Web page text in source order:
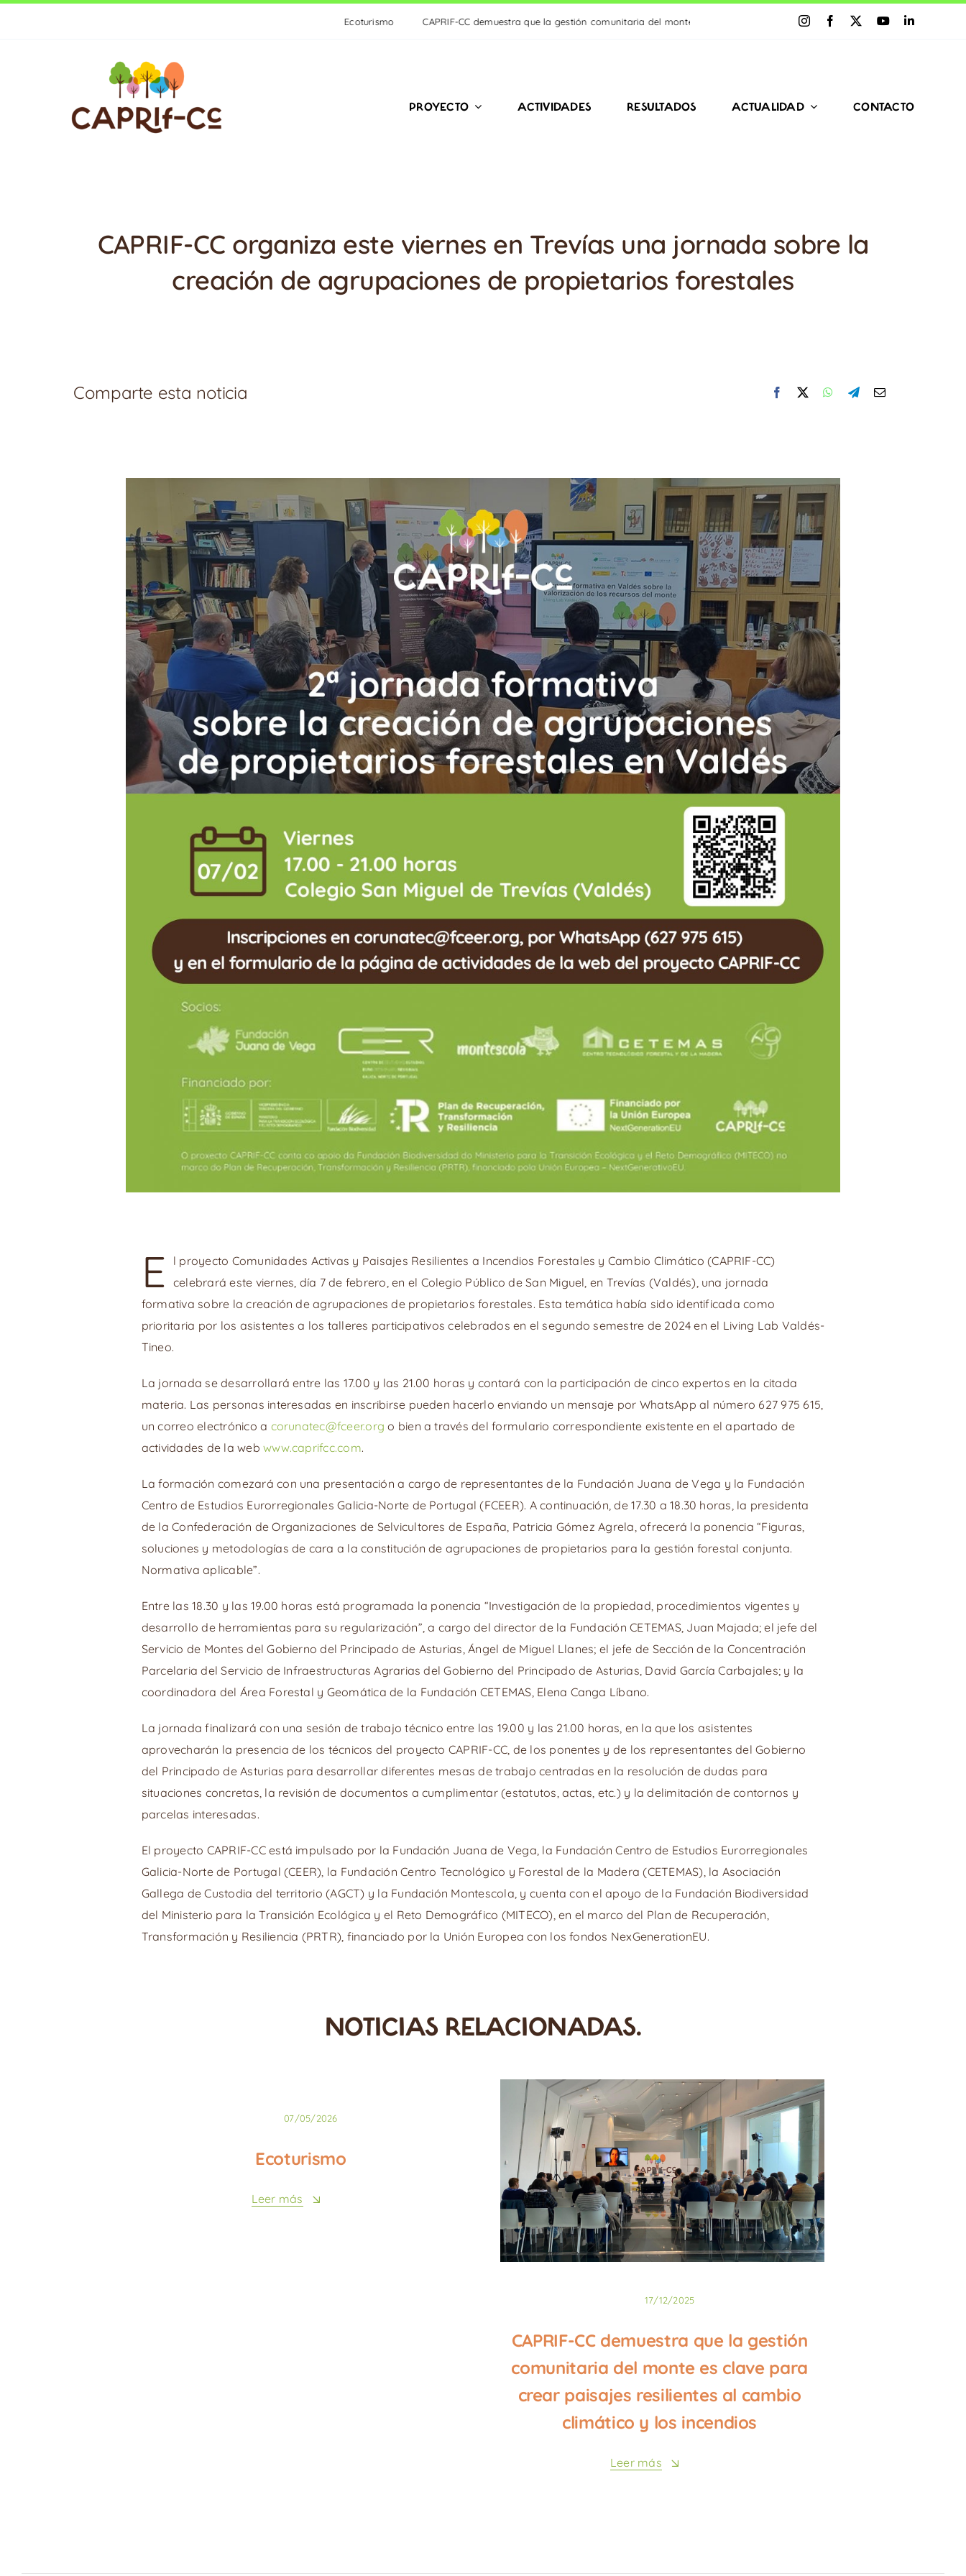
CAPRIF-CC demuestra que la gestión comunitaria del monte es clave para crear paisajes resilientes al cambio climático y los incendios
PROYECTO ACTIVIDADES RESULTADOS ACTUALIDAD CONTACTO
CAPRIF-CC organiza este viernes en Trevías una jornada sobre la
creación de agrupaciones de propietarios forestales
Comparte esta noticia
E
l proyecto Comunidades Activas y Paisajes Resilientes a Incendios Forestales y Cambio Climático (CAPRIF-CC)
celebrará este viernes, día 7 de febrero, en el Colegio Público de San Miguel, en Trevías (Valdés), una jornada
formativa sobre la creación de agrupaciones de propietarios forestales. Esta temática había sido identificada como
prioritaria por los asistentes a los talleres participativos celebrados en el segundo semestre de 2024 en el Living Lab Valdés-
Tineo.
La jornada se desarrollará entre las 17.00 y las 21.00 horas y contará con la participación de cinco expertos en la citada
materia. Las personas interesadas en inscribirse pueden hacerlo enviando un mensaje por WhatsApp al número 627 975 615,
un correo electrónico a corunatec@fceer.org o bien a través del formulario correspondiente existente en el apartado de
actividades de la webwww.caprifcc.com.
La formación comezará con una presentación a cargo de representantes de la Fundación Juana de Vega y la Fundación
Centro de Estudios Eurorregionales Galicia-Norte de Portugal (FCEER). A continuación, de 17.30 a 18.30 horas, la presidenta
de la Confederación de Organizaciones de Selvicultores de España, Patricia Gómez Agrela, ofrecerá la ponencia “Figuras,
soluciones y metodologías de cara a la constitución de agrupaciones de propietarios para la gestión forestal conjunta.
Normativa aplicable”.
Entre las 18.30 y las 19.00 horas está programada la ponencia “Investigación de la propiedad, procedimientos vigentes y
desarrollo de herramientas para su regularización”, a cargo del director de la Fundación CETEMAS, Juan Majada; el jefe del
Servicio de Montes del Gobierno del Principado de Asturias, Ángel de Miguel Llanes; el jefe de Sección de la Concentración
Parcelaria del Servicio de Infraestructuras Agrarias del Gobierno del Principado de Asturias, David García Carbajales; y la
coordinadora del Área Forestal y Geomática de la Fundación CETEMAS, Elena Canga Líbano.
La jornada finalizará con una sesión de trabajo técnico entre las 19.00 y las 21.00 horas, en la que los asistentes
aprovecharán la presencia de los técnicos del proyecto CAPRIF-CC, de los ponentes y de los representantes del Gobierno
del Principado de Asturias para desarrollar diferentes mesas de trabajo centradas en la resolución de dudas para
situaciones concretas, la revisión de documentos a cumplimentar (estatutos, actas, etc.) y la delimitación de contornos y
parcelas interesadas.
El proyecto CAPRIF-CC está impulsado por la Fundación Juana de Vega, la Fundación Centro de Estudios Eurorregionales
Galicia-Norte de Portugal (CEER), la Fundación Centro Tecnológico y Forestal de la Madera (CETEMAS), la Asociación
Gallega de Custodia del territorio (AGCT) y la Fundación Montescola, y cuenta con el apoyo de la Fundación Biodiversidad
del Ministerio para la Transición Ecológica y el Reto Demográfico (MITECO), en el marco del Plan de Recuperación,
Transformación y Resiliencia (PRTR), financiado por la Unión Europea con los fondos NexGenerationEU.
NOTICIAS RELACIONADAS.
07/05/2026
Ecoturismo
Leer más
17/12/2025
CAPRIF-CC demuestra que la gestión
comunitaria del monte es clave para
crear paisajes resilientes al cambio
climático y los incendios
Leer más